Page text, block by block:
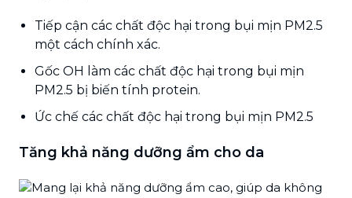
Tiếp cận các chất độc hại trong bụi mịn PM2.5
một cách chính xác.
Gốc OH làm các chất độc hại trong bụi mịn
PM2.5 bị biến tính protein.
Ức chế các chất độc hại trong bụi mịn PM2.5
Tăng khả năng dưỡng ẩm cho da